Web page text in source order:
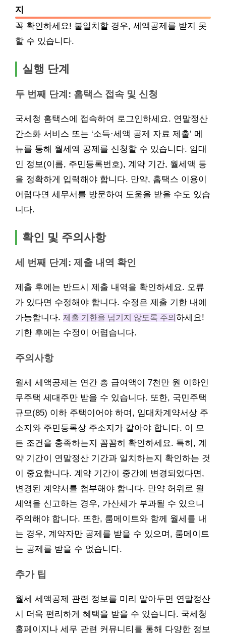
지
꼭 확인하세요! 불일치할 경우, 세액공제를 받지 못
할 수 있습니다.
실행 단계
두 번째 단계: 홈택스 접속 및 신청
국세청 홈택스에 접속하여 로그인하세요. 연말정산
간소화 서비스 또는 ‘소득·세액 공제 자료 제출’ 메
뉴를 통해 월세액 공제를 신청할 수 있습니다. 임대
인 정보(이름, 주민등록번호), 계약 기간, 월세액 등
을 정확하게 입력해야 합니다. 만약, 홈택스 이용이
어렵다면 세무서를 방문하여 도움을 받을 수도 있습
니다.
확인 및 주의사항
세 번째 단계: 제출 내역 확인
제출 후에는 반드시 제출 내역을 확인하세요. 오류
가 있다면 수정해야 합니다. 수정은 제출 기한 내에
가능합니다. 제출 기한을 넘기지 않도록 주의하세요!
기한 후에는 수정이 어렵습니다.
주의사항
월세 세액공제는 연간 총 급여액이 7천만 원 이하인
무주택 세대주만 받을 수 있습니다. 또한, 국민주택
규모(85) 이하 주택이어야 하며, 임대차계약서상 주
소지와 주민등록상 주소지가 같아야 합니다. 이 모
든 조건을 충족하는지 꼼꼼히 확인하세요. 특히, 계
약 기간이 연말정산 기간과 일치하는지 확인하는 것
이 중요합니다. 계약 기간이 중간에 변경되었다면,
변경된 계약서를 첨부해야 합니다. 만약 허위로 월
세액을 신고하는 경우, 가산세가 부과될 수 있으니
주의해야 합니다. 또한, 룸메이트와 함께 월세를 내
는 경우, 계약자만 공제를 받을 수 있으며, 룸메이트
는 공제를 받을 수 없습니다.
추가 팁
월세 세액공제 관련 정보를 미리 알아두면 연말정산
시 더욱 편리하게 혜택을 받을 수 있습니다. 국세청
홈페이지나 세무 관련 커뮤니티를 통해 다양한 정보